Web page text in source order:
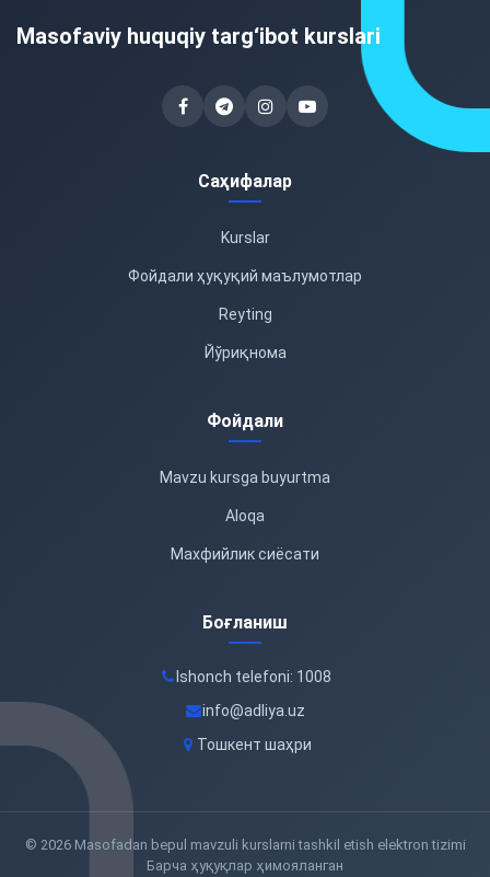
Masofaviy huquqiy targ‘ibot kurslari
Саҳифалар
Kurslar
Фойдали ҳуқуқий маълумотлар
Reyting
Йўриқнома
Фойдали
Mavzu kursga buyurtma
Aloqa
Махфийлик сиёсати
Боғланиш
Ishonch telefoni: 1008
info@adliya.uz
Тошкент шаҳри
© 2026 Masofadan bepul mavzuli kurslarni tashkil etish elektron tizimi
Барча ҳуқуқлар ҳимояланган